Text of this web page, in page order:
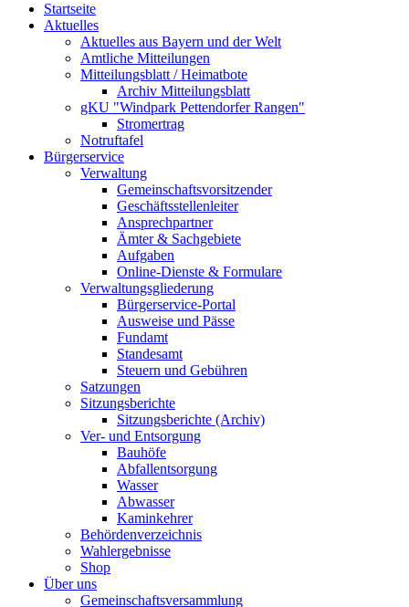
Startseite
Aktuelles
Aktuelles aus Bayern und der Welt
Amtliche Mitteilungen
Mitteilungsblatt / Heimatbote
Archiv Mitteilungsblatt
gKU "Windpark Pettendorfer Rangen"
Stromertrag
Notruftafel
Bürgerservice
Verwaltung
Gemeinschaftsvorsitzender
Geschäftsstellenleiter
Ansprechpartner
Ämter & Sachgebiete
Aufgaben
Online-Dienste & Formulare
Verwaltungsgliederung
Bürgerservice-Portal
Ausweise und Pässe
Fundamt
Standesamt
Steuern und Gebühren
Satzungen
Sitzungsberichte
Sitzungsberichte (Archiv)
Ver- und Entsorgung
Bauhöfe
Abfallentsorgung
Wasser
Abwasser
Kaminkehrer
Behördenverzeichnis
Wahlergebnisse
Shop
Über uns
Gemeinschaftsversammlung